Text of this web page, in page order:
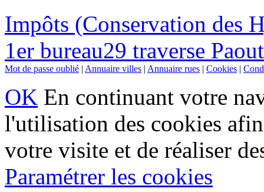
Impôts (Conservation des
1er bureau29 traverse
Mot de passe oublié | Annuaire villes | Annuaire rues | Cookies |
OK En continuant votre
l'utilisation des cookies
votre visite et de réaliser
Paramétrer les cookies